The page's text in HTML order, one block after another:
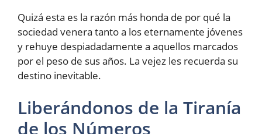
Quizá esta es la razón más honda de por qué la
sociedad venera tanto a los eternamente jóvenes
y rehuye despiadadamente a aquellos marcados
por el peso de sus años. La vejez les recuerda su
destino inevitable.
Liberándonos de la Tiranía
de los Números